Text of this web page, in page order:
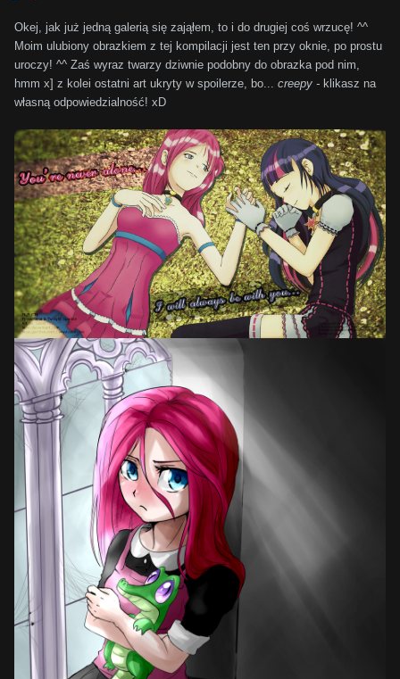
Okej, jak już jedną galerią się zająłem, to i do drugiej coś wrzucę! ^^
Moim ulubiony obrazkiem z tej kompilacji jest ten przy oknie, po prostu
uroczy! ^^ Zaś wyraz twarzy dziwnie podobny do obrazka pod nim,
hmm x] z kolei ostatni art ukryty w spoilerze, bo... creepy - klikasz na
własną odpowiedzialność! xD